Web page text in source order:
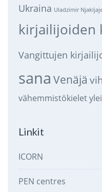
Ukraina Uladzimir
kirjailijoiden
Vangittujen
sana Venäjä
vähemmistökielet
Linkit
ICORN
PEN centres